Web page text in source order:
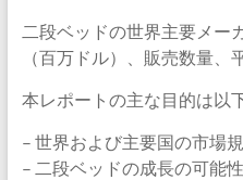
二段ベッドの世界主要メー
（百万ドル）、販売数量
本レポートの主な目的は以
– 世界および主要国の市場
– 二段ベッドの成長の可能